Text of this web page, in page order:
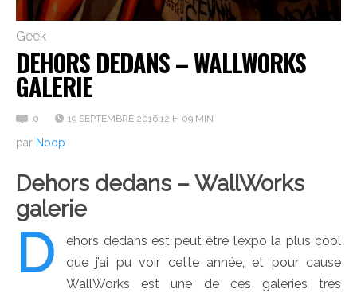
Geek
DEHORS DEDANS – WALLWORKS
GALERIE
0 19 SEPTEMBRE 2016 12 H 09 MIN
par Noop
Dehors dedans – WallWorks
galerie
D
ehors dedans est peut être l’expo la plus cool
que j’ai pu voir cette année, et pour cause
WallWorks est une de ces galeries très